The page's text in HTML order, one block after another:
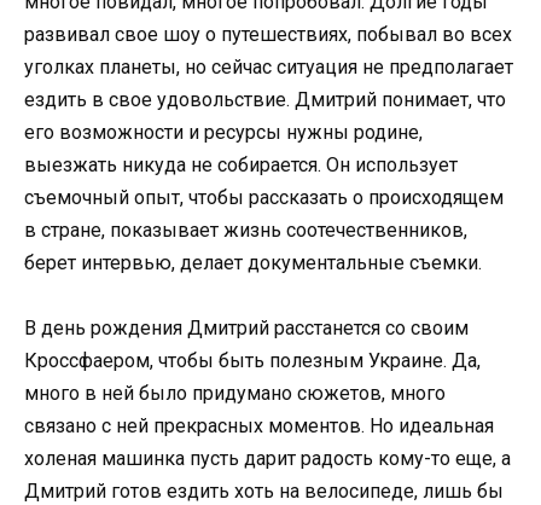
развивал свое шоу о путешествиях, побывал во всех
уголках планеты, но сейчас ситуация не предполагает
ездить в свое удовольствие. Дмитрий понимает, что
его возможности и ресурсы нужны родине,
выезжать никуда не собирается. Он использует
съемочный опыт, чтобы рассказать о происходящем
в стране, показывает жизнь соотечественников,
берет интервью, делает документальные съемки.
В день рождения Дмитрий расстанется со своим
Кроссфаером, чтобы быть полезным Украине. Да,
много в ней было придумано сюжетов, много
связано с ней прекрасных моментов. Но идеальная
холеная машинка пусть дарит радость кому-то еще, а
Дмитрий готов ездить хоть на велосипеде, лишь бы